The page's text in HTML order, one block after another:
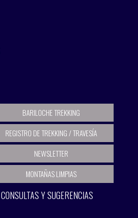
BARILOCHE TREKKING
REGISTRO DE TREKKING / TRAVESÍA
NEWSLETTER
MONTAÑAS LIMPIAS
CONSULTAS Y SUGERENCIAS